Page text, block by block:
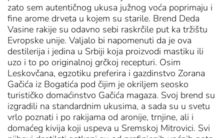
zato sem autentičnog ukusa južnog voća poprimaju i
fine arome drveta u kojem su starile. Brend Deda
Vasine rakije su odavno sebi raskrčile put ka tržištu
Evropske unije. Valjalo bi napomenuti da je ova
destilerija i jedina u Srbiji koja proizvodi mastiku ili
uzo i to po originalnoj grčkoj recepturi. Osim
Leskovčana, egzotiku preferira i gazdinstvo Zorana
Gačića iz Bogatića pod čijim je okriljem seosko
turističko domaćinstvo Gačića magaza. Svoj brend su
izgradili na standardnim ukusima, a sada su u svetu
vrlo poznati i po rakijama od aronije, trnjine, ali i
domaćeg kivija koji uspeva u Sremskoj Mitrovici. Svi